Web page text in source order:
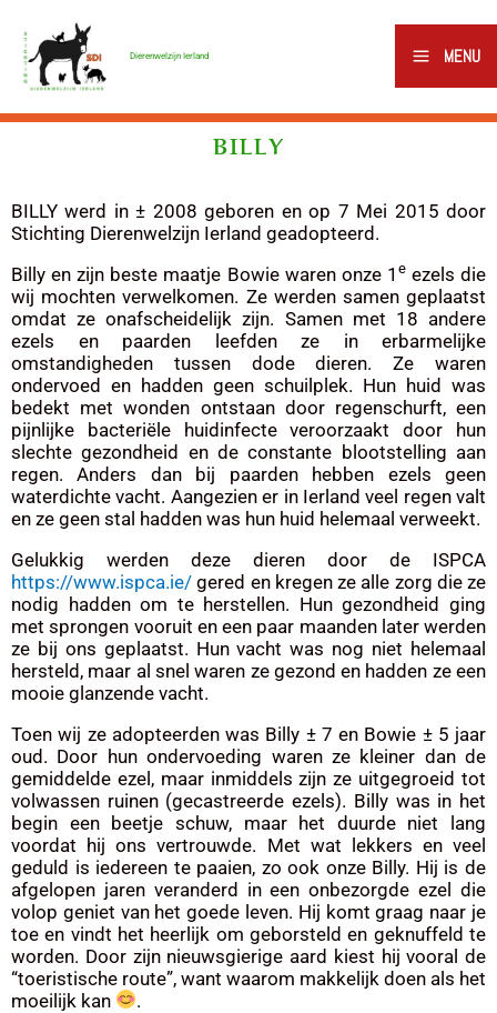
naar
inhoud
Dierenwelzijn Ierland MENU
BILLY
BILLY werd in ± 2008 geboren en op 7 Mei 2015 door
Stichting Dierenwelzijn Ierland geadopteerd.
Billy en zijn beste maatje Bowie waren onze 1 eezels die
wij mochten verwelkomen. Ze werden samen geplaatst
omdat ze onafscheidelijk zijn. Samen met 18 andere
ezels en paarden leefden ze in erbarmelijke
omstandigheden tussen dode dieren. Ze waren
ondervoed en hadden geen schuilplek. Hun huid was
bedekt met wonden ontstaan door regenschurft, een
pijnlijke bacteriële huidinfecte veroorzaakt door hun
slechte gezondheid en de constante blootstelling aan
regen. Anders dan bij paarden hebben ezels geen
waterdichte vacht. Aangezien er in Ierland veel regen valt
en ze geen stal hadden was hun huid helemaal verweekt.
Gelukkig werden deze dieren door de ISPCA
https://www.ispca.ie/ gered en kregen ze alle zorg die ze
nodig hadden om te herstellen. Hun gezondheid ging
met sprongen vooruit en een paar maanden later werden
ze bij ons geplaatst. Hun vacht was nog niet helemaal
hersteld, maar al snel waren ze gezond en hadden ze een
mooie glanzende vacht.
Toen wij ze adopteerden was Billy ± 7 en Bowie ± 5 jaar
oud. Door hun ondervoeding waren ze kleiner dan de
gemiddelde ezel, maar inmiddels zijn ze uitgegroeid tot
volwassen ruinen (gecastreerde ezels). Billy was in het
begin een beetje schuw, maar het duurde niet lang
voordat hij ons vertrouwde. Met wat lekkers en veel
geduld is iedereen te paaien, zo ook onze Billy. Hij is de
afgelopen jaren veranderd in een onbezorgde ezel die
volop geniet van het goede leven. Hij komt graag naar je
toe en vindt het heerlijk om geborsteld en geknuffeld te
worden. Door zijn nieuwsgierige aard kiest hij vooral de
“toeristische route”, want waarom makkelijk doen als het
moeilijk kan
.